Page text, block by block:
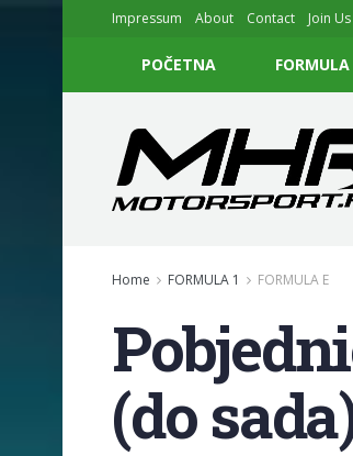
Impressum About Contact Join Us
POČETNA FORMULA
Home FORMULA 1 FORMULA E
(do